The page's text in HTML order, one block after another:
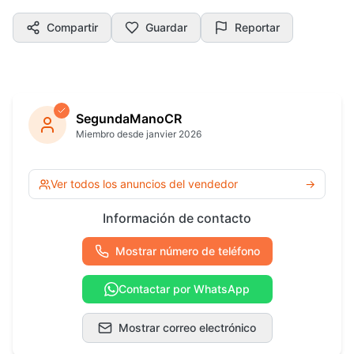
Compartir Guardar Reportar
SegundaManoCR
Miembro desde janvier 2026
Ver todos los anuncios del vendedor →
Información de contacto
Mostrar número de teléfono
Contactar por WhatsApp
Mostrar correo electrónico